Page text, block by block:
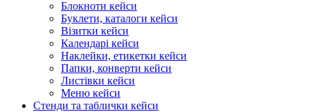
Блокноти кейси
Буклети, каталоги кейси
Візитки кейси
Календарі кейси
Наклейки, етикетки кейси
Папки, конверти кейси
Листівки кейси
Меню кейси
Стенди та таблички кейси